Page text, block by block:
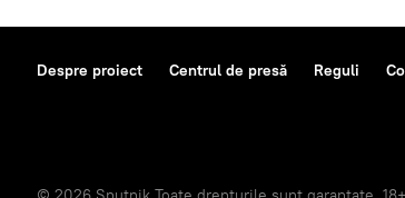
Despre proiect Centrul de presă Reguli